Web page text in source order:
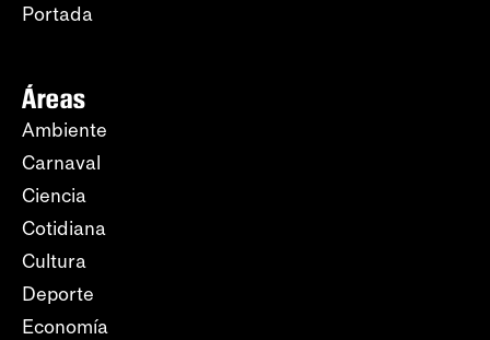
Portada
Áreas
Ambiente
Carnaval
Ciencia
Cotidiana
Cultura
Deporte
Economía